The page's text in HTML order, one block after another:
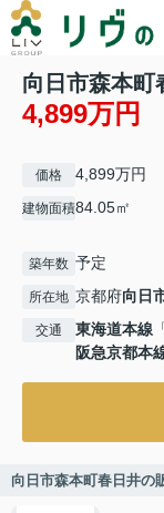
向日市森本町
4,899万円
価格 4,899万円
建物面積84.05㎡
築年数 予定
所在地 京都府向日
交通 東海道本線
阪急京都本
向日市森本町春日井の